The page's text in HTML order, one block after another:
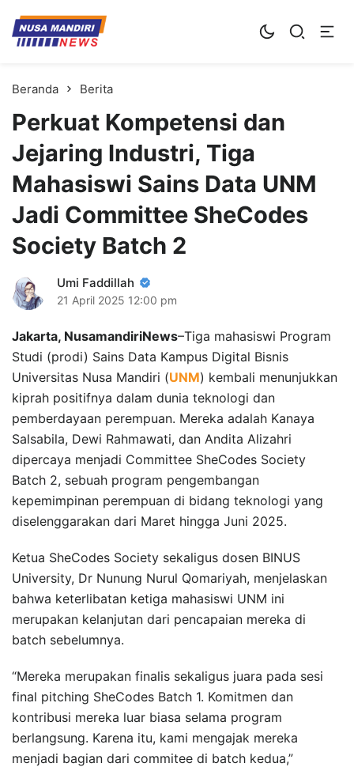
Kampus Digital Bisnis
Universitas Nusa Mandiri
Beranda Berita
Perkuat Kompetensi dan
Jejaring Industri, Tiga
Mahasiswi Sains Data UNM
Jadi Committee SheCodes
Society Batch 2
Umi Faddillah
21 April 2025 12:00 pm
Jakarta, NusamandiriNews–Tiga mahasiswi Program
Studi (prodi) Sains Data Kampus Digital Bisnis
Universitas Nusa Mandiri (UNM) kembali menunjukkan
kiprah positifnya dalam dunia teknologi dan
pemberdayaan perempuan. Mereka adalah Kanaya
Salsabila, Dewi Rahmawati, dan Andita Alizahri
dipercaya menjadi Committee SheCodes Society
Batch 2, sebuah program pengembangan
kepemimpinan perempuan di bidang teknologi yang
diselenggarakan dari Maret hingga Juni 2025.
Ketua SheCodes Society sekaligus dosen BINUS
University, Dr Nunung Nurul Qomariyah, menjelaskan
bahwa keterlibatan ketiga mahasiswi UNM ini
merupakan kelanjutan dari pencapaian mereka di
batch sebelumnya.
“Mereka merupakan finalis sekaligus juara pada sesi
final pitching SheCodes Batch 1. Komitmen dan
kontribusi mereka luar biasa selama program
berlangsung. Karena itu, kami mengajak mereka
menjadi bagian dari commitee di batch kedua,”